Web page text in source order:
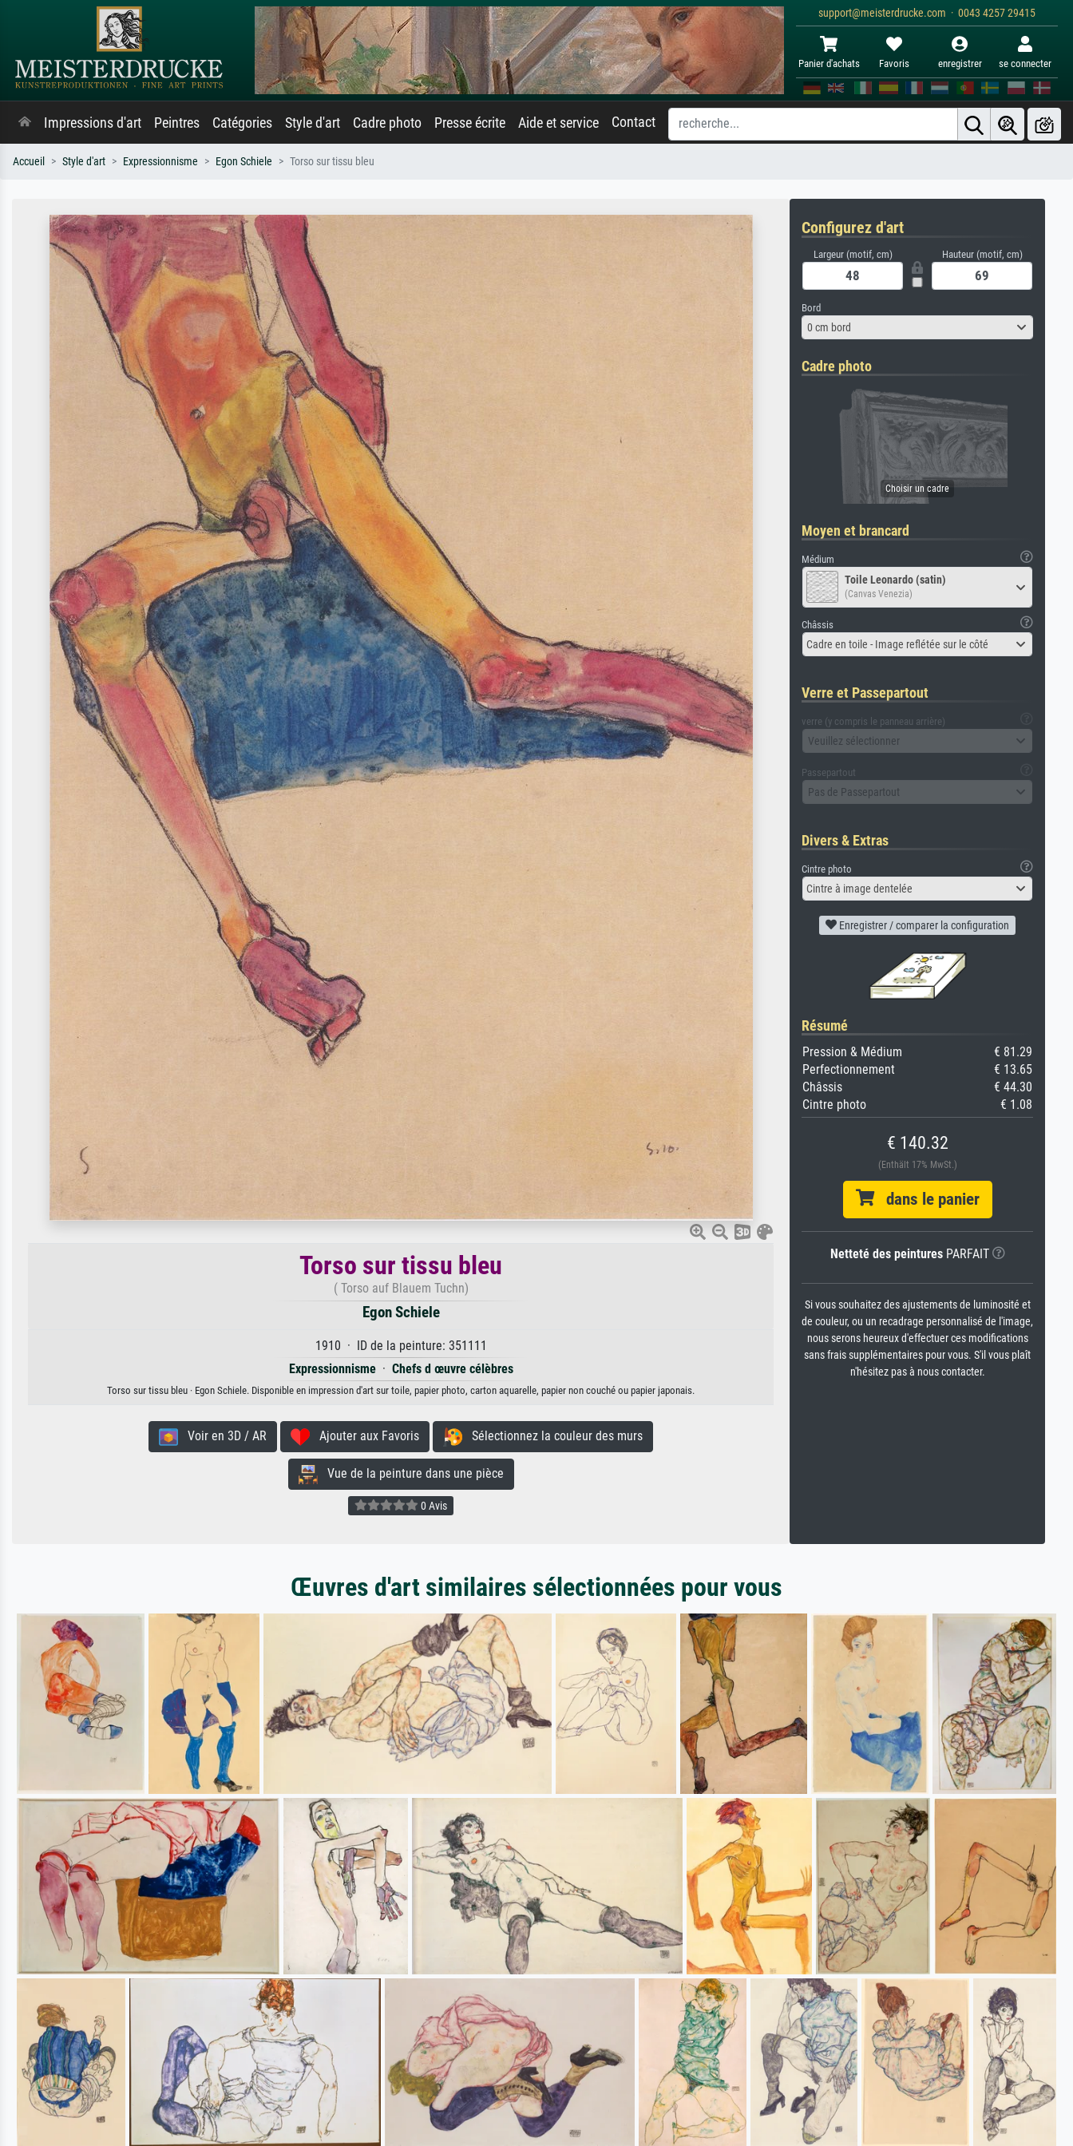
support@meisterdrucke.com · 0043 4257 29415
Panier d'achats Favoris enregistrer se connecter
Impressions d'art Peintres Catégories Style d'art Cadre photo Presse écrite Aide et service Contact
Accueil Style d'art Expressionnisme Egon Schiele Torso sur tissu bleu
Torso sur tissu bleu
( Torso auf Blauem Tuchn)
Egon Schiele
1910 · ID de la peinture: 351111
Expressionnisme· Chefs d œuvre célèbres
Torso sur tissu bleu · Egon Schiele. Disponible en impression d'art sur toile, papier photo, carton aquarelle, papier non couché ou papier japonais.
Voir en 3D / AR Ajouter aux Favoris Sélectionnez la couleur des murs
Vue de la peinture dans une pièce
0 Avis
Configurez d'art
Largeur (motif, cm) Hauteur (motif, cm)
Bord
0 cm bord
Cadre photo
Moyen et brancard
Médium
Toile Leonardo (satin)
(Canvas Venezia)
Châssis
Cadre en toile - Image reflétée sur le côté
Verre et Passepartout
verre (y compris le panneau arrière)
Veuillez sélectionner
Passepartout
Pas de Passepartout
Divers & Extras
Cintre photo
Cintre à image dentelée
Enregistrer / comparer la configuration
Résumé
Pression & Médium
€ 81.29
Perfectionnement
€ 13.65
Châssis
€ 44.30
Cintre photo
€ 1.08
€ 140.32
(Enthält 17% MwSt.)
dans le panier
Netteté des peinturesPARFAIT
Si vous souhaitez des ajustements de luminosité et
de couleur, ou un recadrage personnalisé de l'image,
nous serons heureux d'effectuer ces modifications
sans frais supplémentaires pour vous. S'il vous plaît
n'hésitez pas à nous contacter.
Œuvres d'art similaires sélectionnées pour vous